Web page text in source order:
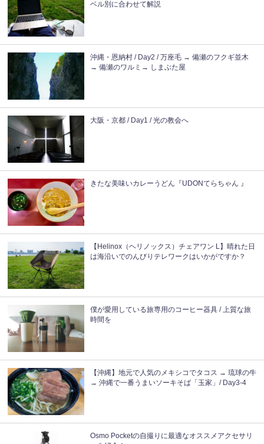
ベル別に合わせて解説
沖縄・恩納村 / Day2 / 万座毛 → 備瀬のフクギ並木
→ 備瀬のワルミ→ しまぶた屋
大阪・京都 / Day1 / 光の教会へ
きたな美味いカレーうどん『UDONてらちゃん 』
【Helinox（ヘリノックス）チェアワン L】晴れた日
は海沿いでのんびりテレワークはいかがですか？
僕が愛用している旅専用のコーヒー器具 / 上質な旅
時間を
【沖縄】地元で人気のメキシコでタコス → 琉球の牛
→ 沖縄で一番うまいソーキそば「玉家」/ Day3-4
Osmo Pocketの自撮りに最適なオススメアクセサリ